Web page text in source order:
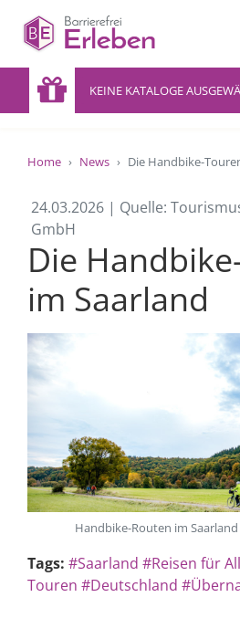
KEINE KATALOGE
Home News Die Handbike-
24.03.2026 | Quelle:
GmbH
Die
im Saarland
Handbike-Routen im
Tags: #Saarland #Reisen für
Touren #Deutschland